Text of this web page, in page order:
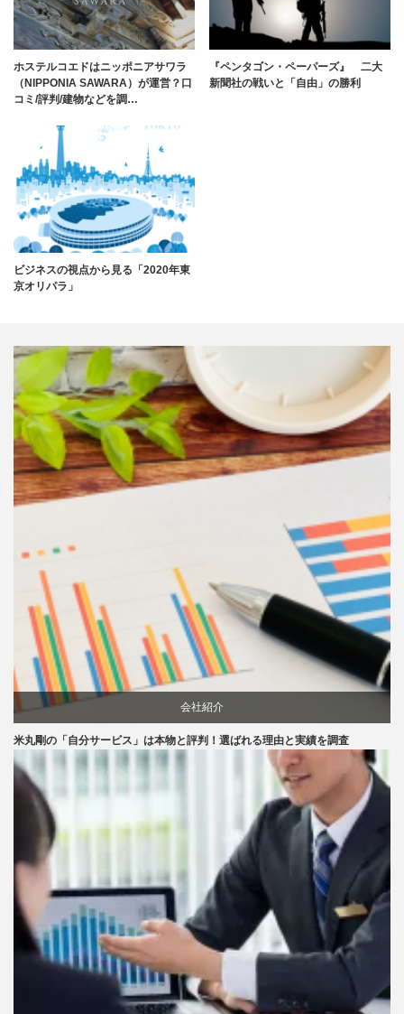
ホステルコエドはニッポニアサワラ
（NIPPONIA SAWARA）が運営？口
コミ/評判/建物などを調…
『ペンタゴン・ペーパーズ』 二大
新聞社の戦いと「自由」の勝利
ビジネスの視点から見る「2020年東
京オリパラ」
会社紹介
米丸剛の「自分サービス」は本物と評判！選ばれる理由と実績を調査